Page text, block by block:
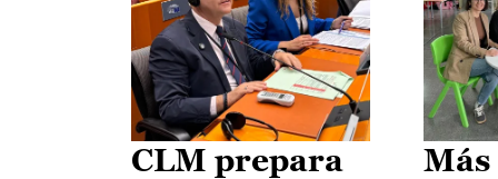
CLM prepara
Más